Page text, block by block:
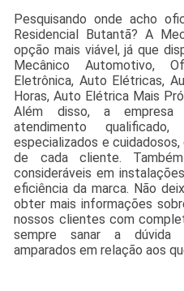
Pesquisando onde acho
Residencial Butantã? A
opção mais viável, já que
Mecânico Automotivo,
Eletrônica, Auto Elétricas,
Horas, Auto Elétrica Mais
Além disso, a
atendimento
especializados e
de cada cliente.
consideráveis em
eficiência da marca. Não
obter mais informações
nossos clientes com
sempre sanar a dúvida
amparados em relação aos